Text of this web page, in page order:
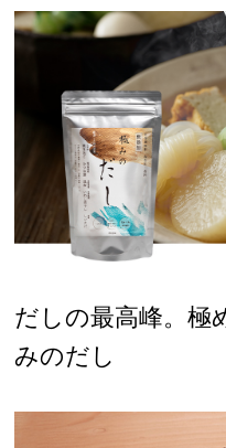
だしの最高峰。極
みのだし